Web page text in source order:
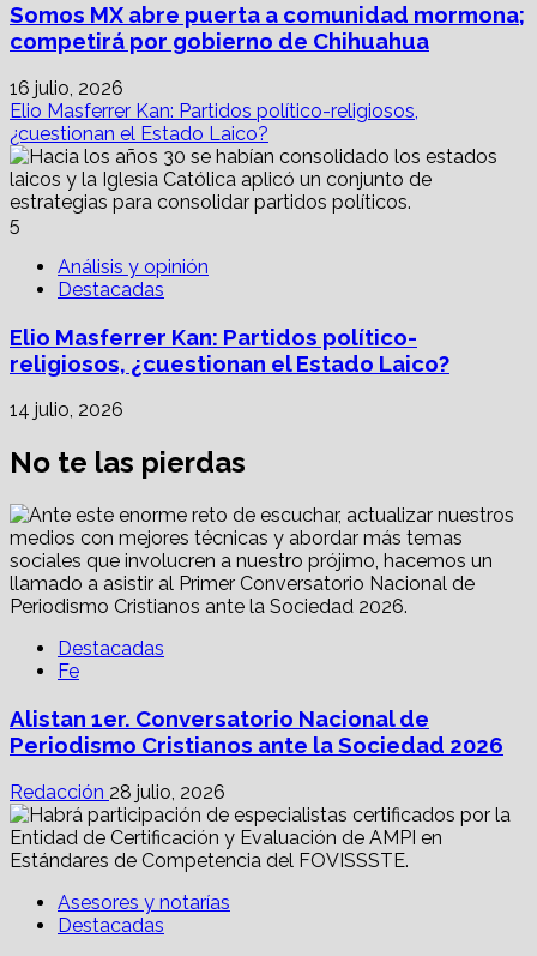
Somos MX abre puerta a comunidad mormona;
competirá por gobierno de Chihuahua
16 julio, 2026
Elio Masferrer Kan: Partidos político-religiosos,
¿cuestionan el Estado Laico?
5
Análisis y opinión
Destacadas
Elio Masferrer Kan: Partidos político-
religiosos, ¿cuestionan el Estado Laico?
14 julio, 2026
No te las pierdas
Destacadas
Fe
Alistan 1er. Conversatorio Nacional de
Periodismo Cristianos ante la Sociedad 2026
Redacción 28 julio, 2026
Asesores y notarías
Destacadas